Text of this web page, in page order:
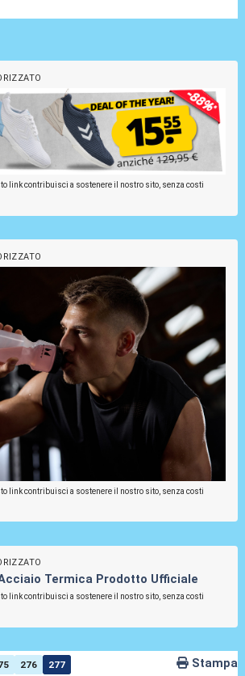
link contribuisci a sostenere il nostro sito, senza costi
link contribuisci a sostenere il nostro sito, senza costi
Termica Prodotto Ufficiale
link contribuisci a sostenere il nostro sito, senza costi
276 277 Stampa